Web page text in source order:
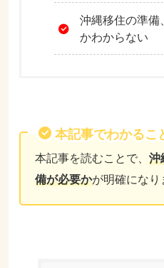
沖縄移住の準備
かわからない
本記事でわかるこ
本記事を読むことで、 沖
備が必要かが明確になり